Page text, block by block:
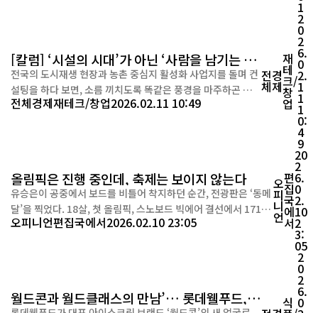
1
[칼럼] ‘시설의 시대’가 아닌 ‘사람을 남기는 기
술’이 상권을 살린다
전국의 도시재생 현장과 농촌 중심지 활성화 사업지를 돌며 컨
설팅을 하다 보면, 소름 끼치도록 똑같은 풍경을 마주하곤 한
다. 수십억, 아니 수백억 원의 예산이 투입된 번들거리는 3층짜
전체경제재테크/창업2026.02.11 10:49
전
체
경
제
재
테
크/
창
업
2
0
2
6.
0
2.
1
1
1
0:
4
9
올림픽은 진행 중인데, 축제는 보이지 않는다
유승은이 공중에서 보드를 비틀어 착지하던 순간, 전광판은 ‘동메
달’을 찍었다. 18살, 첫 올림픽, 스노보드 빅에어 결선에서 171.0
0점으로 한국에 두 번째 메달을 안겼다. 앞서 김상겸은 남자 평행
오피니언편집국에서2026.02.10 23:05
오
피
니
언
편
집
국
에
서
20
2
6.
0
2.
10
2
3:
05
월드콘과 월드클래스의 만남’… 롯데웰푸드, 식
2
0
2
6.
0